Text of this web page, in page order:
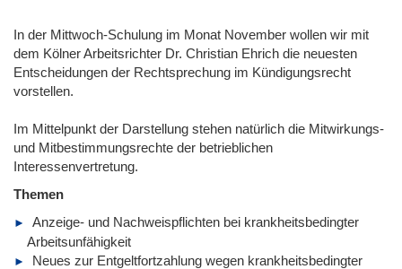
In der Mittwoch-Schulung im Monat November wollen wir mit
dem Kölner Arbeitsrichter Dr. Christian Ehrich die neuesten
Entscheidungen der Rechtsprechung im Kündigungsrecht
vorstellen.
Im Mittelpunkt der Darstellung stehen natürlich die Mitwirkungs-
und Mitbestimmungsrechte der betrieblichen
Interessenvertretung.
Themen
Anzeige- und Nachweispflichten bei krankheitsbedingter
Arbeitsunfähigkeit
Neues zur Entgeltfortzahlung wegen krankheitsbedingter